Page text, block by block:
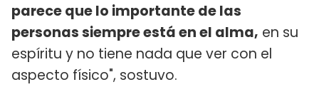
parece que lo importante de las
personas siempre está en el alma, en su
espíritu y no tiene nada que ver con el
aspecto físico", sostuvo.